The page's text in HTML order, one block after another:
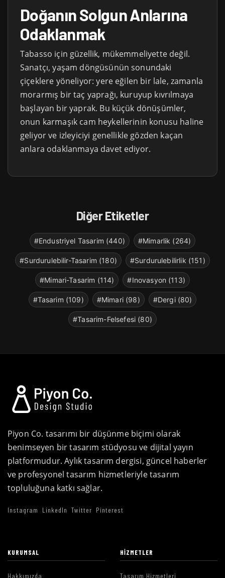
Doğanın Solgun Anlarına
Odaklanmak
Tabasso için güzellik, mükemmeliyette değil.
Sanatçı, yaşam döngüsünün sonundaki
çiçeklere yöneliyor: yere eğilen bir lale, zamanla
morarmış bir taç yaprağı, kuruyup kıvrılmaya
başlayan bir yaprak. Bu küçük dönüşümler,
onun karmaşık cam heykellerinin konusu haline
geliyor ve izleyiciyi genellikle gözden kaçan
anlara odaklanmaya davet ediyor.
Diğer Etiketler
#Endustriyel Tasarim (440) #Mimarlik (264)
#Surdurulebilir-Tasarim (180) #Surdurulebilirlik (151)
#Mimari-Tasarim (114) #Inovasyon (113)
#Tasarim (109) #Mimari (98) #Dergi (80)
#Tasarim-Felsefesi (80)
Piyon Co. tasarımı bir düşünme biçimi olarak
benimseyen bir tasarım stüdyosu ve dijital yayın
platformudur. Aylık tasarım dergisi, güncel haberler
ve profesyonel tasarım hizmetleriyle tasarım
topluluğuna katkı sağlar.
Instagram LinkedIn Twitter Pinterest
KURUMSAL
Hakkımızda
HIZMETLER
Tasarım Hizmetleri